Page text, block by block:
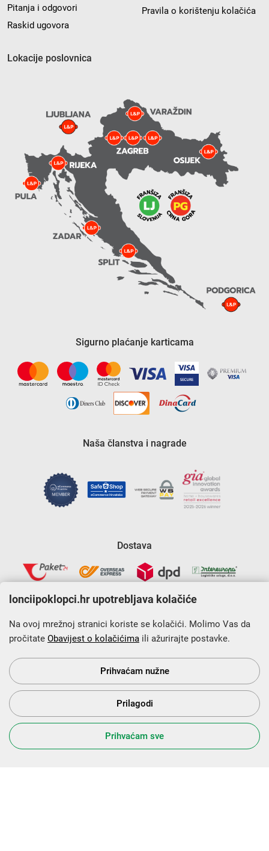
Pitanja i odgovori
Raskid ugovora
Pravila o korištenju kolačića
Lokacije poslovnica
Sigurno plaćanje karticama
Naša članstva i nagrade
Dostava
Krajnji primatelj financijskog instrumenta sufinanciranog iz
Europskog fonda za regionalni razvoj u sklopu Operativnog
programa „Konkurentnost i kohezija”.
s Vama od 2014. godine!
lonciipoklopci.hr upotrebljava kolačiće
Na ovoj mrežnoj stranici koriste se kolačići. Molimo Vas da
pročitate Obavijest o kolačićima ili ažurirajte postavke.
Prihvaćam nužne
Prilagodi
Prihvaćam sve